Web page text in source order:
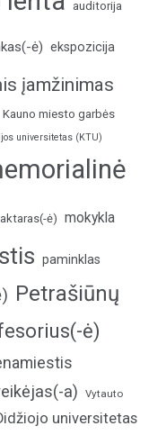
auditorija
ė) ekspozicija
įamžinimas
Kauno miesto garbės
universitetas (KTU)
ė) mokykla
paminklas
Petrašiūnų
ė)
a) Vytauto
universitetas